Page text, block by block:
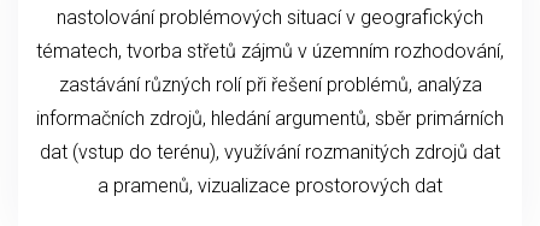
nastolování problémových situací v geografických
tématech, tvorba střetů zájmů v územním rozhodování,
zastávání různých rolí při řešení problémů, analýza
informačních zdrojů, hledání argumentů, sběr primárních
dat (vstup do terénu), využívání rozmanitých zdrojů dat
a pramenů, vizualizace prostorových dat